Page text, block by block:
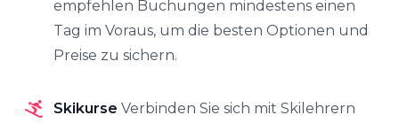
empfehlen Buchungen mindestens einen
Tag im Voraus, um die besten Optionen und
Preise zu sichern.
Skikurse Verbinden Sie sich mit Skilehrern